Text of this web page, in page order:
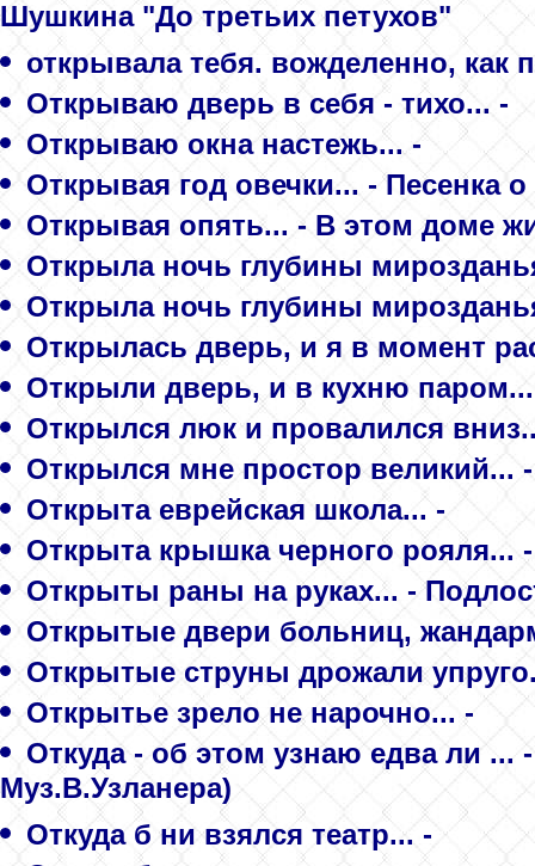
Шушкина "До третьих петухов"
открывала тебя. вожделенно, как
Открываю дверь в себя - тихо... -
Открываю окна настежь... -
Открывая год овечки... - Песенка
Открывая опять... - В этом доме
Открыла ночь глубины
Открыла ночь глубины
Открылась дверь, и я в момент
Открыли дверь, и в кухню
Открылся люк и провалился
Открылся мне простор великий...
Открыта еврейская школа... -
Открыта крышка черного рояля...
Открыты раны на руках... -
Открытые двери больниц,
Открытые струны дрожали
Открытье зрело не нарочно... -
Откуда - об этом узнаю едва ли ...
Муз.В.Узланера)
Откуда б ни взялся театр... -